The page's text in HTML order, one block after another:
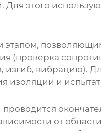
этого
этапом,
(проверка
изгиб, вибрацию).
изоляции и
от